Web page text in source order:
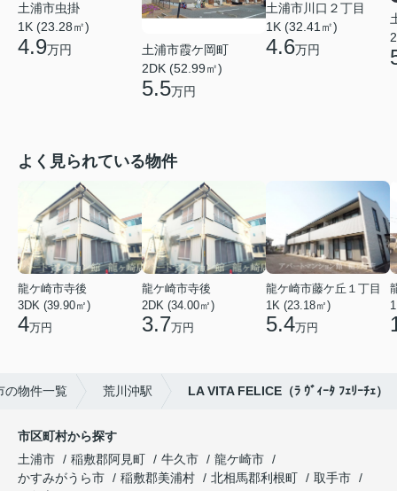
土浦市虫掛
1K (23.28㎡)
4.9万円
土浦市霞ケ岡町
2DK (52.99㎡)
5.5万円
土浦市川口２丁目
1K (32.41㎡)
4.6万円
よく見られている物件
龍ケ崎市寺後
3DK (39.90㎡)
4万円
龍ケ崎市寺後
2DK (34.00㎡)
3.7万円
龍ケ崎市藤ケ丘１丁目
1K (23.18㎡)
5.4万円
の物件一覧 荒川沖駅 LA VITA FELICE（ﾗ ｳﾞｨｰﾀ ﾌｪﾘｰﾁｪ）
市区町村から探す
土浦市
稲敷郡阿見町 牛久市
龍ケ崎市
かすみがうら市
稲敷郡美浦村 北相馬郡利根町
取手市